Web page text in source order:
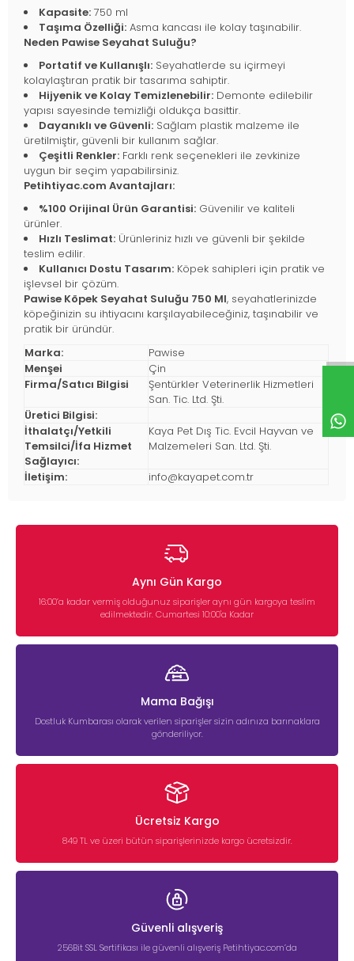
Kapasite: 750 ml
Taşıma Özelliği: Asma kancası ile kolay taşınabilir.
Neden Pawise Seyahat Suluğu?
Portatif ve Kullanışlı: Seyahatlerde su içirmeyi
kolaylaştıran pratik bir tasarıma sahiptir.
Hijyenik ve Kolay Temizlenebilir: Demonte edilebilir
yapısı sayesinde temizliği oldukça basittir.
Dayanıklı ve Güvenli: Sağlam plastik malzeme ile
üretilmiştir, güvenli bir kullanım sağlar.
Çeşitli Renkler: Farklı renk seçenekleri ile zevkinize
uygun bir seçim yapabilirsiniz.
Petihtiyac.com Avantajları:
%100 Orijinal Ürün Garantisi: Güvenilir ve kaliteli
ürünler.
Hızlı Teslimat: Ürünleriniz hızlı ve güvenli bir şekilde
teslim edilir.
Kullanıcı Dostu Tasarım: Köpek sahipleri için pratik ve
işlevsel bir çözüm.
Pawise Köpek Seyahat Suluğu 750 Ml, seyahatlerinizde
köpeğinizin su ihtiyacını karşılayabileceğiniz, taşınabilir ve
pratik bir üründür.
Marka:
Pawise
Menşei
Çin
Firma/Satıcı Bilgisi
Şentürkler Veterinerlik Hizmetleri
San. Tic. Ltd. Şti.
Üretici Bilgisi:
İthalatçı/Yetkili
Temsilci/İfa Hizmet
Sağlayıcı:
Kaya Pet Dış Tic. Evcil Hayvan ve
Malzemeleri San. Ltd. Şti.
İletişim: info@kayapet.com.tr
Aynı Gün Kargo
16:00’a kadar vermiş olduğunuz siparişler aynı gün kargoya teslim
edilmektedir. Cumartesi 10:00'a Kadar
Mama Bağışı
Dostluk Kumbarası olarak verilen siparişler sizin adınıza barınaklara
gönderiliyor.
Ücretsiz Kargo
849 TL ve üzeri bütün siparişlerinizde kargo ücretsizdir.
Güvenli alışveriş
256Bit SSL Sertifikası ile güvenli alışveriş Petihtiyac.com’da